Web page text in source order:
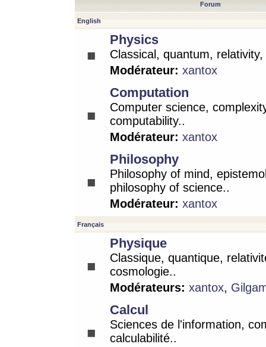
Forum
English
Physics
Classical, quantum,
Modérateur: xantox
Computation
Computer science,
computability..
Modérateur: xantox
Philosophy
Philosophy of mind,
philosophy of science..
Modérateur: xantox
Français
Physique
Classique, quantique,
cosmologie..
Modérateurs: xantox,
Calcul
Sciences de l'information,
calculabilité..